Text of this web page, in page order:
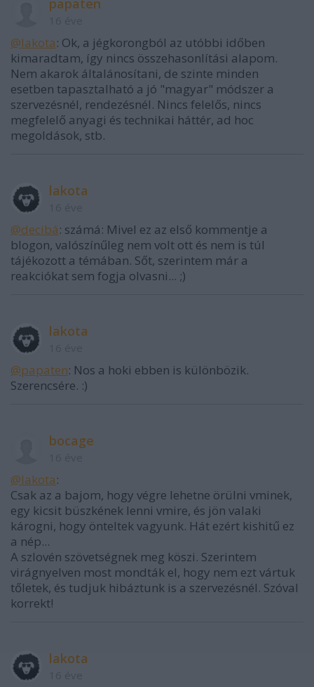
papaten
@lakota: Ok, a jégkorongból az utóbbi időben
kimaradtam, így nincs összehasonlítási alapom.
Nem akarok általánosítani, de szinte minden
esetben tapasztalható a jó "magyar" módszer a
szervezésnél, rendezésnél. Nincs felelős, nincs
megfelelő anyagi és technikai háttér, ad hoc
megoldások, stb.
lakota
@decibá: számá: Mivel ez az első kommentje a
blogon, valószínűleg nem volt ott és nem is túl
tájékozott a témában. Sőt, szerintem már a
reakciókat sem fogja olvasni... ;)
lakota
@papaten: Nos a hoki ebben is különbözik.
Szerencsére. :)
bocage
@lakota:
Csak az a bajom, hogy végre lehetne örülni vminek,
egy kicsit büszkének lenni vmire, és jön valaki
károgni, hogy önteltek vagyunk. Hát ezért kishitű ez
a nép...
A szlovén szövetségnek meg köszi. Szerintem
virágnyelven most mondták el, hogy nem ezt vártuk
tőletek, és tudjuk hibáztunk is a szervezésnél. Szóval
korrekt!
lakota